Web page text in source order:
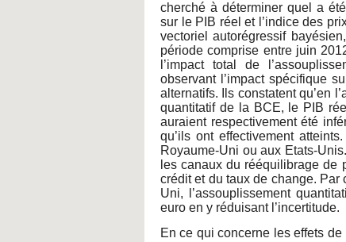
cherché à déterminer quel a
sur le PIB réel et l’indice des
vectoriel autorégressif
période comprise entre juin
l’impact total de
observant l’impact spécifique
alternatifs. Ils constatent qu’en
quantitatif de la BCE, le PIB
auraient respectivement été
qu’ils ont effectivement
Royaume-Uni ou aux Etats-
les canaux du rééquilibrage de
crédit et du taux de change.
Uni, l’assouplissement
euro en y réduisant l’incertitude.
En ce qui concerne les effets